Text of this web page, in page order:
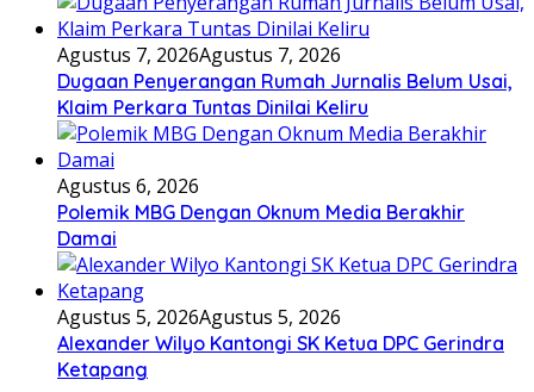
Agustus 7, 2026Agustus 7, 2026
Dugaan Penyerangan Rumah Jurnalis Belum Usai,
Klaim Perkara Tuntas Dinilai Keliru
Agustus 6, 2026
Polemik MBG Dengan Oknum Media Berakhir
Damai
Agustus 5, 2026Agustus 5, 2026
Alexander Wilyo Kantongi SK Ketua DPC Gerindra
Ketapang